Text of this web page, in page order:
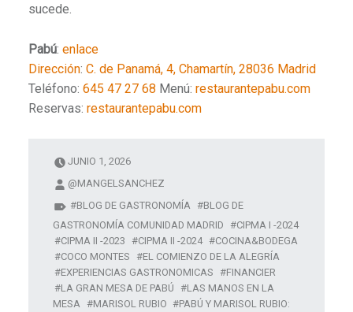
sucede.
Pabú: enlace
Dirección: C. de Panamá, 4, Chamartín, 28036 Madrid
Teléfono: 645 47 27 68 Menú: restaurantepabu.com
Reservas: restaurantepabu.com
JUNIO 1, 2026
@MANGELSANCHEZ
BLOG DE GASTRONOMÍA
BLOG DE
GASTRONOMÍA COMUNIDAD MADRID
CIPMA I -2024
CIPMA II -2023
CIPMA II -2024
COCINA&BODEGA
COCO MONTES
EL COMIENZO DE LA ALEGRÍA
EXPERIENCIAS GASTRONOMICAS
FINANCIER
LA GRAN MESA DE PABÚ
LAS MANOS EN LA
MESA
MARISOL RUBIO
PABÚ Y MARISOL RUBIO: